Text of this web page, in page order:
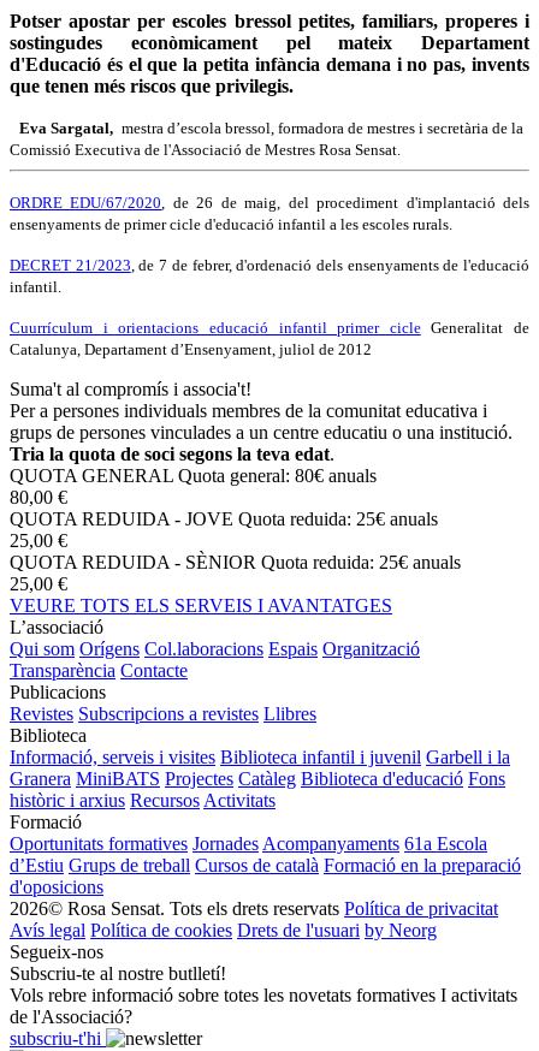
Potser apostar per escoles bressol petites, familiars, properes i
sostingudes econòmicament pel mateix Departament
d'Educació és el que la petita infància demana i no pas, invents
que tenen més riscos que privilegis.
Eva Sargatal, mestra d’escola bressol, formadora de mestres i secretària de la
Comissió Executiva de l'Associació de Mestres Rosa Sensat.
ORDRE EDU/67/2020, de 26 de maig, del procediment d'implantació dels
ensenyaments de primer cicle d'educació infantil a les escoles rurals.
DECRET 21/2023, de 7 de febrer, d'ordenació dels ensenyaments de l'educació
infantil.
Cuurrículum i orientacions educació infantil primer cicleGeneralitat de
Catalunya, Departament d’Ensenyament, juliol de 2012
Suma't al compromís i associa't!
Per a persones individuals membres de la comunitat educativa i
grups de persones vinculades a un centre educatiu o una institució.
Tria la quota de soci segons la teva edat.
QUOTA GENERAL Quota general: 80€ anuals
80,00 €
QUOTA REDUIDA - JOVE Quota reduida: 25€ anuals
25,00 €
QUOTA REDUIDA - SÈNIOR Quota reduida: 25€ anuals
25,00 €
VEURE TOTS ELS SERVEIS I AVANTATGES
L’associació
Qui som Orígens Col.laboracions Espais Organització
Transparència Contacte
Publicacions
Revistes Subscripcions a revistes Llibres
Biblioteca
Informació, serveis i visites Biblioteca infantil i juvenil Garbell i la
Granera MiniBATS Projectes Catàleg Biblioteca d'educació Fons
històric i arxius Recursos Activitats
Formació
Oportunitats formatives Jornades Acompanyaments 61a Escola
d’Estiu Grups de treball Cursos de català Formació en la preparació
d'oposicions
2026© Rosa Sensat. Tots els drets reservats Política de privacitat
Avís legal Política de cookies Drets de l'usuari by Neorg
Segueix-nos
Subscriu-te al nostre butlletí!
Vols rebre informació sobre totes les novetats formatives I activitats
de l'Associació?
subscriu-t'hi